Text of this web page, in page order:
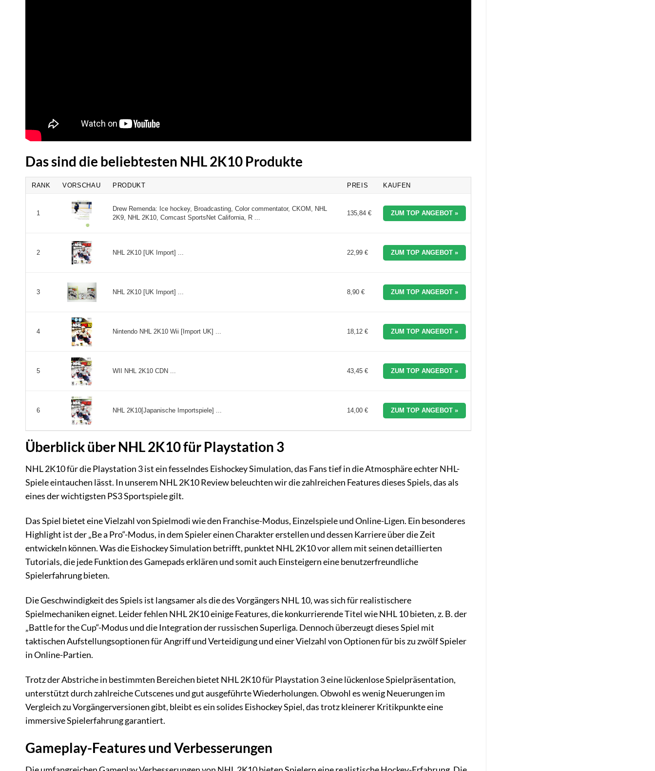
Das sind die beliebtesten NHL 2K10 Produkte
RANK VORSCHAU PRODUKT PREIS KAUFEN
1
Drew Remenda: Ice hockey, Broadcasting, Color commentator, CKOM, NHL
2K9, NHL 2K10, Comcast SportsNet California, R ...
135,84 € ZUM TOP ANGEBOT »
2 NHL 2K10 [UK Import] ... 22,99 € ZUM TOP ANGEBOT »
3 NHL 2K10 [UK Import] ... 8,90 € ZUM TOP ANGEBOT »
4 Nintendo NHL 2K10 Wii [Import UK] ... 18,12 € ZUM TOP ANGEBOT »
5 WII NHL 2K10 CDN ... 43,45 € ZUM TOP ANGEBOT »
6 NHL 2K10[Japanische Importspiele] ... 14,00 € ZUM TOP ANGEBOT »
Überblick über NHL 2K10 für Playstation 3
NHL 2K10 für die Playstation 3 ist ein fesselndes Eishockey Simulation, das Fans tief in die Atmosphäre echter NHL-
Spiele eintauchen lässt. In unserem NHL 2K10 Review beleuchten wir die zahlreichen Features dieses Spiels, das als
eines der wichtigsten PS3 Sportspiele gilt.
Das Spiel bietet eine Vielzahl von Spielmodi wie den Franchise-Modus, Einzelspiele und Online-Ligen. Ein besonderes
Highlight ist der „Be a Pro“-Modus, in dem Spieler einen Charakter erstellen und dessen Karriere über die Zeit
entwickeln können. Was die Eishockey Simulation betrifft, punktet NHL 2K10 vor allem mit seinen detaillierten
Tutorials, die jede Funktion des Gamepads erklären und somit auch Einsteigern eine benutzerfreundliche
Spielerfahrung bieten.
Die Geschwindigkeit des Spiels ist langsamer als die des Vorgängers NHL 10, was sich für realistischere
Spielmechaniken eignet. Leider fehlen NHL 2K10 einige Features, die konkurrierende Titel wie NHL 10 bieten, z. B. der
„Battle for the Cup“-Modus und die Integration der russischen Superliga. Dennoch überzeugt dieses Spiel mit
taktischen Aufstellungsoptionen für Angriff und Verteidigung und einer Vielzahl von Optionen für bis zu zwölf Spieler
in Online-Partien.
Trotz der Abstriche in bestimmten Bereichen bietet NHL 2K10 für Playstation 3 eine lückenlose Spielpräsentation,
unterstützt durch zahlreiche Cutscenes und gut ausgeführte Wiederholungen. Obwohl es wenig Neuerungen im
Vergleich zu Vorgängerversionen gibt, bleibt es ein solides Eishockey Spiel, das trotz kleinerer Kritikpunkte eine
immersive Spielerfahrung garantiert.
Gameplay-Features und Verbesserungen